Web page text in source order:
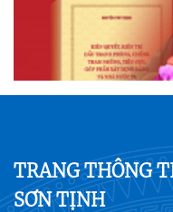
TRANG THÔNG
SƠN TỊNH